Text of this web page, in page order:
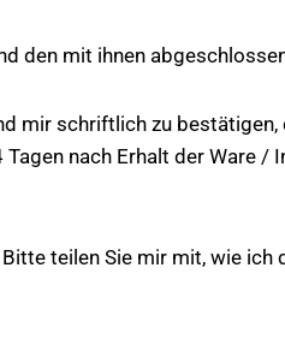
den mit ihnen
mir schriftlich zu
nach Erhalt der Ware /
teilen Sie mir mit, wie